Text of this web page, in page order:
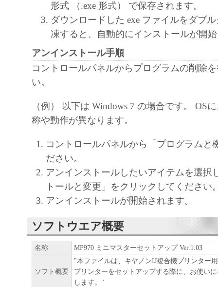
形式 （.exe 形式） で保存されます。
ダウンロードした exe ファイルをダブ
凍すると、自動的にインストールが開
アンインストール手順
コントロールパネルからプログラムの削除
い。
（例） 以下は Windows 7 の場合です。 OS
称や動作が異なります。
コントロールパネルから「プログラムと
ださい。
アンインストールしたいアイテムを選択
トールと変更」をクリックしてください
アンインストールが開始されます。
ソフトウエア概要
名称 MP970 ミニマスターセットアップ Ver.1.03
ソフト概要
"本ファイルは、キヤノンIJ複合機プリンター
プリンターをセットアップする際に、お使い
します。"